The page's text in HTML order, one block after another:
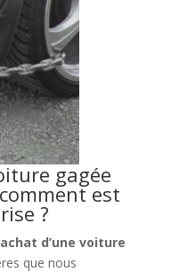
gagée
est
?
d’une voiture
que nous